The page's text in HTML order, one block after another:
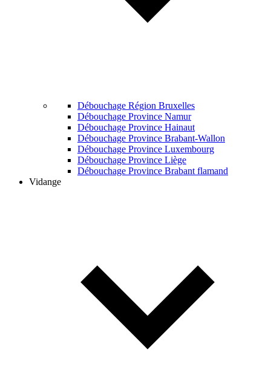
Débouchage Région Bruxelles
Débouchage Province Namur
Débouchage Province Hainaut
Débouchage Province Brabant-Wallon
Débouchage Province Luxembourg
Débouchage Province Liège
Débouchage Province Brabant flamand
Vidange